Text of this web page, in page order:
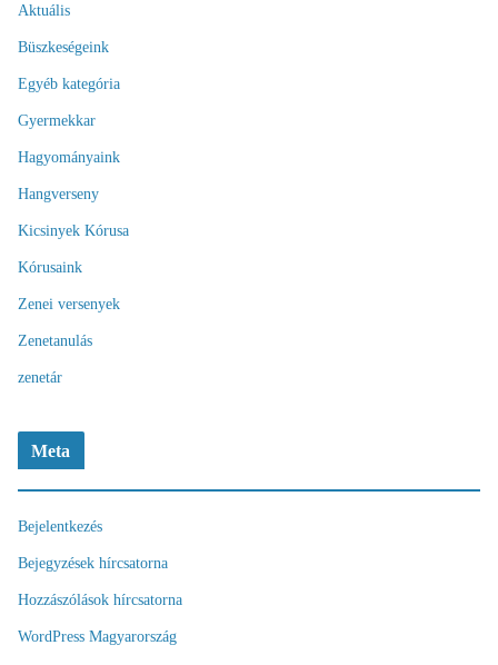
Aktuális
Büszkeségeink
Egyéb kategória
Gyermekkar
Hagyományaink
Hangverseny
Kicsinyek Kórusa
Kórusaink
Zenei versenyek
Zenetanulás
zenetár
Meta
Bejelentkezés
Bejegyzések hírcsatorna
Hozzászólások hírcsatorna
WordPress Magyarország